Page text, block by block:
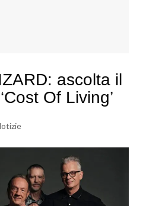
ascolta il
Of Living’